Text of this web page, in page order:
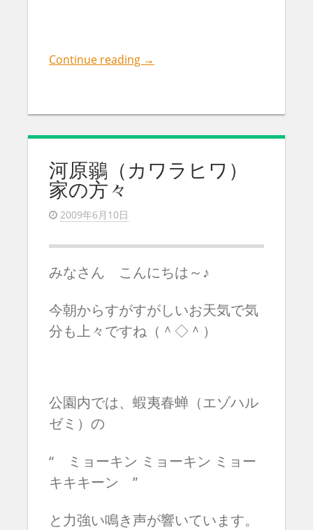
Continue reading →
河原鶸（カワラヒワ）
家の方々
2009年6月10日
みなさん こんにちは～♪
今朝からすがすがしいお天気で気
分も上々ですね（＾◇＾）
公園内では、蝦夷春蝉（エゾハル
ゼミ）の
“ ミョーキン ミョーキン ミョー
キキキーン ”
と力強い鳴き声が響いています。